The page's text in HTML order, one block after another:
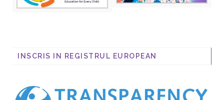
INSCRIS IN REGISTRUL EUROPEAN